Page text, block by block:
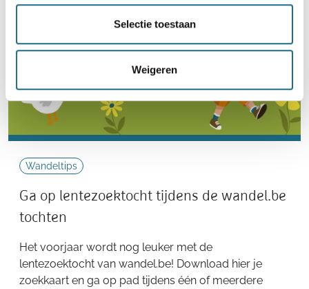
Selectie toestaan
Weigeren
Wandeltips
Ga op lentezoektocht tijdens de wandel.be
tochten
Het voorjaar wordt nog leuker met de
lentezoektocht van wandel.be! Download hier je
zoekkaart en ga op pad tijdens één of meerdere